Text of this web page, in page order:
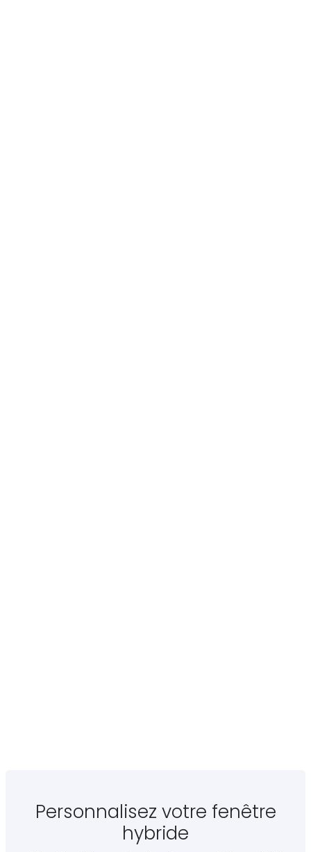
Personnalisez votre fenêtre
hybride